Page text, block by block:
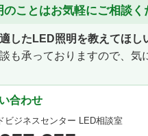
ことはお気軽にご相談く
したLED照明を教えてほし
も承っておりますので、
合わせ
ビジネスセンター LED相談室